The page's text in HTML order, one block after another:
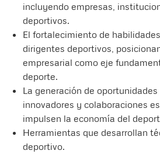
incluyendo empresas,
deportivos.
El fortalecimiento de
dirigentes deportivos,
empresarial como eje
deporte.
La generación de
innovadores y colaboraciones
impulsen la economía del
Herramientas que desarrollan
deportivo.